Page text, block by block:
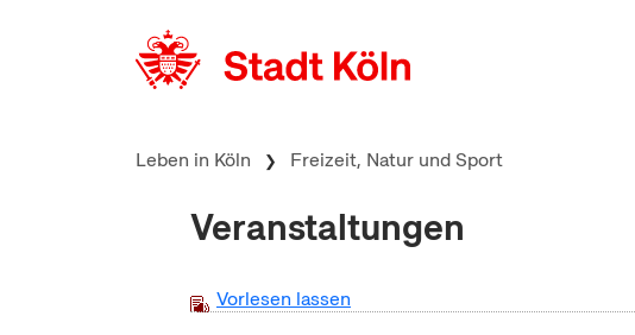
Leben in Köln Freizeit, Natur und Sport
Veranstaltungen
Vorlesen lassen